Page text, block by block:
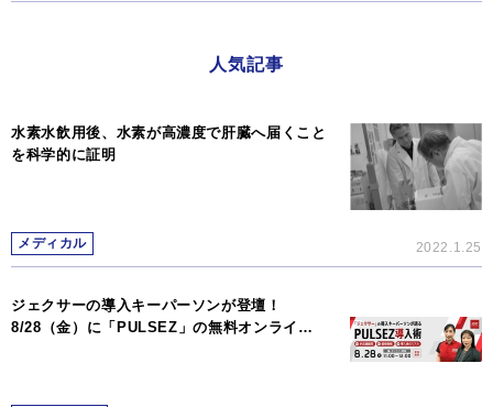
人気記事
水素水飲用後、水素が高濃度で肝臓へ届くこと
を科学的に証明
メディカル 2022.1.25
ジェクサーの導入キーパーソンが登壇！
8/28（金）に「PULSEZ」の無料オンライ…